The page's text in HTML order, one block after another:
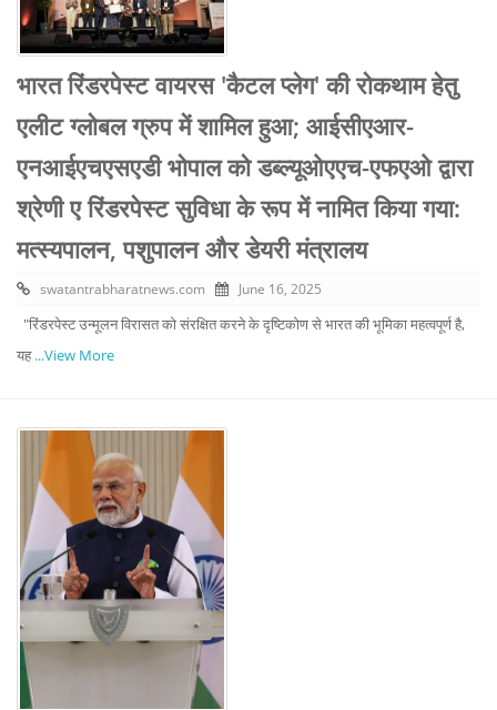
भारत रिंडरपेस्ट वायरस 'कैटल प्लेग' की रोकथाम हेतु
एलीट ग्लोबल ग्रुप में शामिल हुआ; आईसीएआर-
एनआईएचएसएडी भोपाल को डब्ल्यूओएएच-एफएओ द्वारा
श्रेणी ए रिंडरपेस्ट सुविधा के रूप में नामित किया गया:
मत्स्यपालन, पशुपालन और डेयरी मंत्रालय
swatantrabharatnews.com June 16, 2025
"रिंडरपेस्ट उन्मूलन विरासत को संरक्षित करने के दृष्टिकोण से भारत की भूमिका महत्वपूर्ण है,
यह...View More